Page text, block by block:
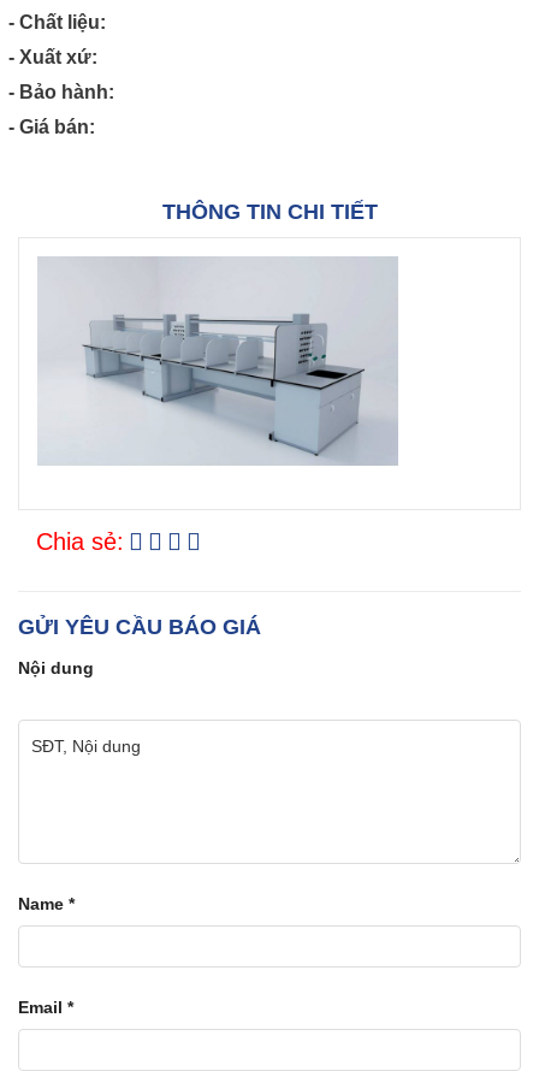
- Chất liệu:
- Xuất xứ:
- Bảo hành:
- Giá bán:
THÔNG TIN CHI TIẾT
Chia sẻ:
GỬI YÊU CẦU BÁO GIÁ
Nội dung
Name *
Email *